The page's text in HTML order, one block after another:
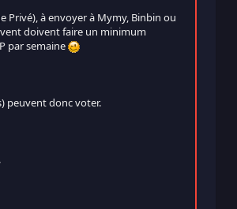
Privé), à envoyer à Mymy, Binbin ou
doivent faire un minimum
par semaine
peuvent donc voter.